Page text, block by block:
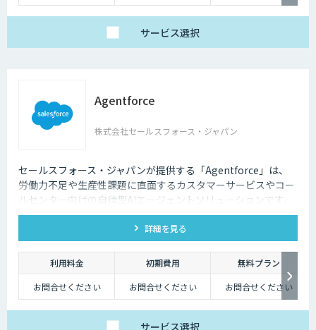
サービス選択
Agentforce
株式会社セールスフォース・ジャパン
セールスフォース・ジャパンが提供する「Agentforce」は、
労働力不足や生産性課題に直面するカスタマーサービスやコー
ルセンター向けの自律型AIエージェントソリューションです。
顧客データのあるCRM上につくることで、顧客一人ひとりにパ
ーソナライズされた対応を可能にし、業務効率化と顧客体験向
上を実現します。
詳細を見る
利用料金 初期費用
無料プラン
お問合せください
お問合せください お問合せください
サービス選択